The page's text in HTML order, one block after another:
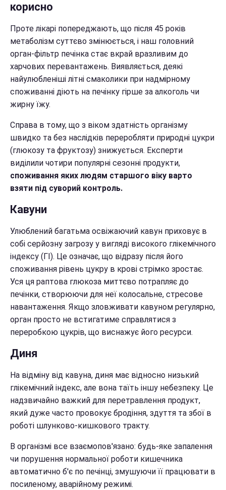
корисно
Проте лікарі попереджають, що після 45 років
метаболізм суттєво змінюється, і наш головний
орган-фільтр печінка стає вкрай вразливим до
харчових перевантажень. Виявляється, деякі
найулюбленіші літні смаколики при надмірному
споживанні діють на печінку гірше за алкоголь чи
жирну їжу.
Справа в тому, що з віком здатність організму
швидко та без наслідків переробляти природні цукри
(глюкозу та фруктозу) знижується. Експерти
виділили чотири популярні сезонні продукти,
споживання яких людям старшого віку варто
взяти під суворий контроль.
Кавуни
Улюблений багатьма освіжаючий кавун приховує в
собі серйозну загрозу у вигляді високого глікемічного
індексу (ГІ). Це означає, що відразу після його
споживання рівень цукру в крові стрімко зростає.
Уся ця раптова глюкоза миттєво потрапляє до
печінки, створюючи для неї колосальне, стресове
навантаження. Якщо зловживати кавуном регулярно,
орган просто не встигатиме справлятися з
переробкою цукрів, що виснажує його ресурси.
Диня
На відміну від кавуна, диня має відносно низький
глікемічний індекс, але вона таїть іншу небезпеку. Це
надзвичайно важкий для перетравлення продукт,
який дуже часто провокує бродіння, здуття та збої в
роботі шлунково-кишкового тракту.
В організмі все взаємопов'язано: будь-яке запалення
чи порушення нормальної роботи кишечника
автоматично б'є по печінці, змушуючи її працювати в
посиленому, аварійному режимі.